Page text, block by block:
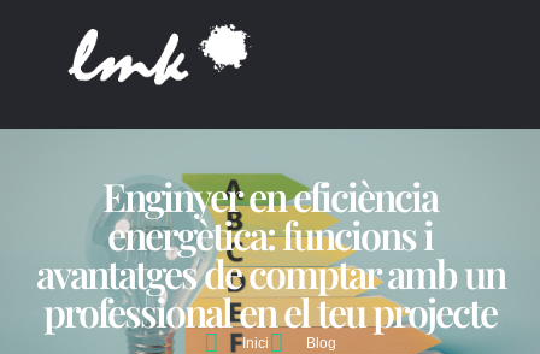
Enginyer en eficiència
energètica: funcions i
avantatges de comptar amb un
professional en el teu projecte
Inici Blog